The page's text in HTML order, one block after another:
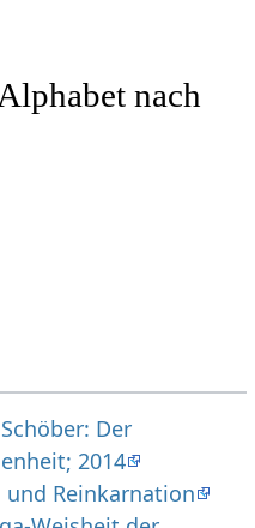
nach
Der
2014
und Reinkarnation